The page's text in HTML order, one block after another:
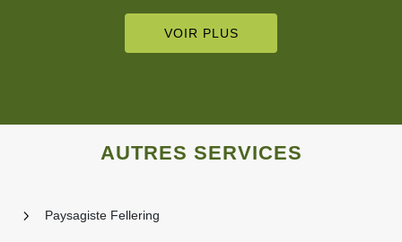
VOIR PLUS
AUTRES SERVICES
Paysagiste Fellering